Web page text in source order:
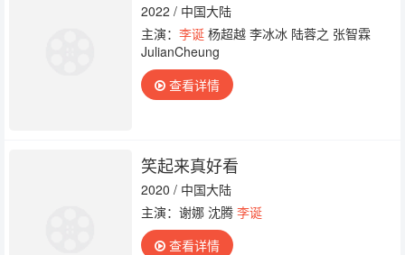
2022 / 中国大陆
主演： 李诞杨超越 李冰冰 陆蓉之 张智霖
JulianCheung
查看详情
笑起来真好看
2020 / 中国大陆
主演：谢娜 沈腾 李诞
查看详情